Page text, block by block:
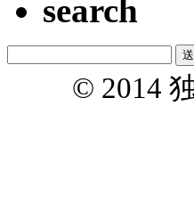
search
© 2014